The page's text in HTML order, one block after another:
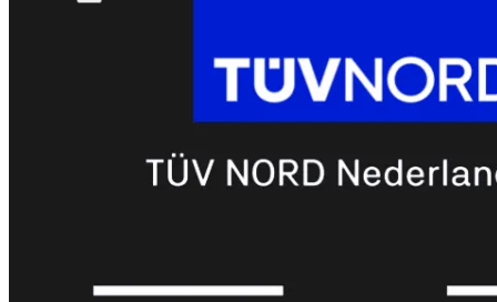
bekijken
FortiCare
Support
FortiCare